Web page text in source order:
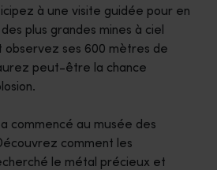
à une visite guidée pour en
plus grandes mines à ciel
ses 600 mètres de
peut-être la chance
commencé au musée des
comment les
le métal précieux et